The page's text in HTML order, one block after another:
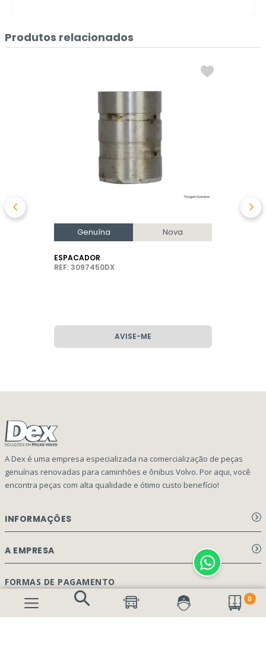
0
Produtos relacionados
Genuína Nova
ESPACADOR
REF: 3097450DX
AVISE-ME
A Dex é uma empresa especializada na comercialização de peças
genuínas renovadas para caminhões e ônibus Volvo. Por aqui, você
encontra peças com alta qualidade e ótimo custo benefício!
INFORMAÇÕES
Aviso de privacidade Dex Peças
Perguntas Frequentes
A EMPRESA
Página Principal
Quem Somos
FORMAS DE PAGAMENTO